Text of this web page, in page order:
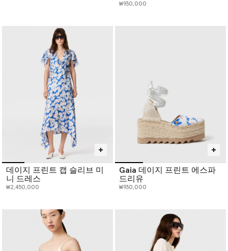
₩930,000
데이지 프린트 캡 슬리브 미
니 드레스
₩2,450,000
Gaia 데이지 프린트 에스파
드리유
₩930,000